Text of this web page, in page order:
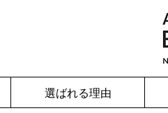
選ばれる理由